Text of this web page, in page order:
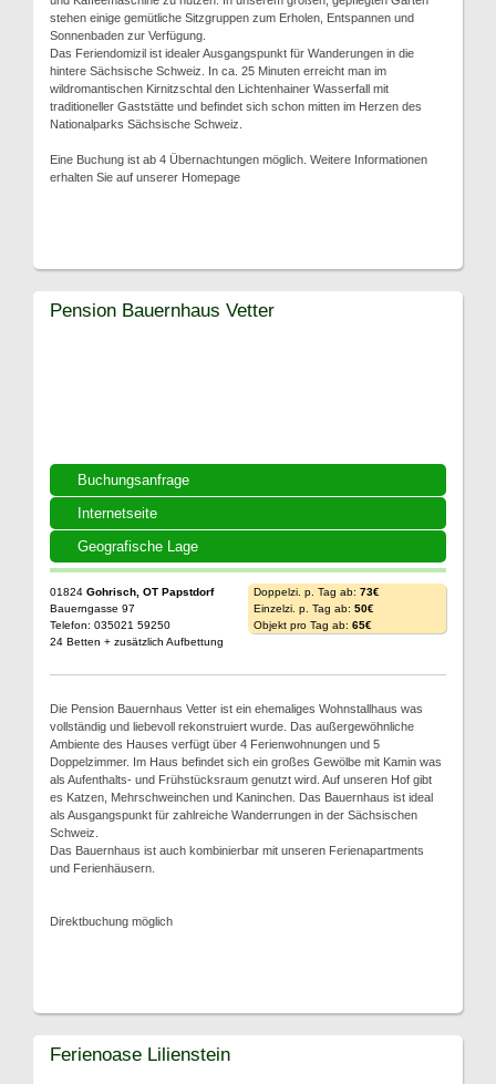
stehen einige gemütliche Sitzgruppen zum Erholen, Entspannen und
Sonnenbaden zur Verfügung.
Das Feriendomizil ist idealer Ausgangspunkt für Wanderungen in die
hintere Sächsische Schweiz. In ca. 25 Minuten erreicht man im
wildromantischen Kirnitzschtal den Lichtenhainer Wasserfall mit
traditioneller Gaststätte und befindet sich schon mitten im Herzen des
Nationalparks Sächsische Schweiz.
Eine Buchung ist ab 4 Übernachtungen möglich. Weitere Informationen
erhalten Sie auf unserer Homepage
Buchungsanfrage
Internetseite
Geografische Lage
Pension Bauernhaus Vetter
01824 Gohrisch, OT Papstdorf
Bauerngasse 97
Telefon: 035021 59250
24 Betten + zusätzlich Aufbettung
Doppelzi. p. Tag ab: 73€
Einzelzi. p. Tag ab: 50€
Objekt pro Tag ab: 65€
Die Pension Bauernhaus Vetter ist ein ehemaliges Wohnstallhaus was
vollständig und liebevoll rekonstruiert wurde. Das außergewöhnliche
Ambiente des Hauses verfügt über 4 Ferienwohnungen und 5
Doppelzimmer. Im Haus befindet sich ein großes Gewölbe mit Kamin was
als Aufenthalts- und Frühstücksraum genutzt wird. Auf unseren Hof gibt
es Katzen, Mehrschweinchen und Kaninchen. Das Bauernhaus ist ideal
als Ausgangspunkt für zahlreiche Wanderrungen in der Sächsischen
Schweiz.
Das Bauernhaus ist auch kombinierbar mit unseren Ferienapartments
und Ferienhäusern.
Direktbuchung möglich
Ferienoase Lilienstein